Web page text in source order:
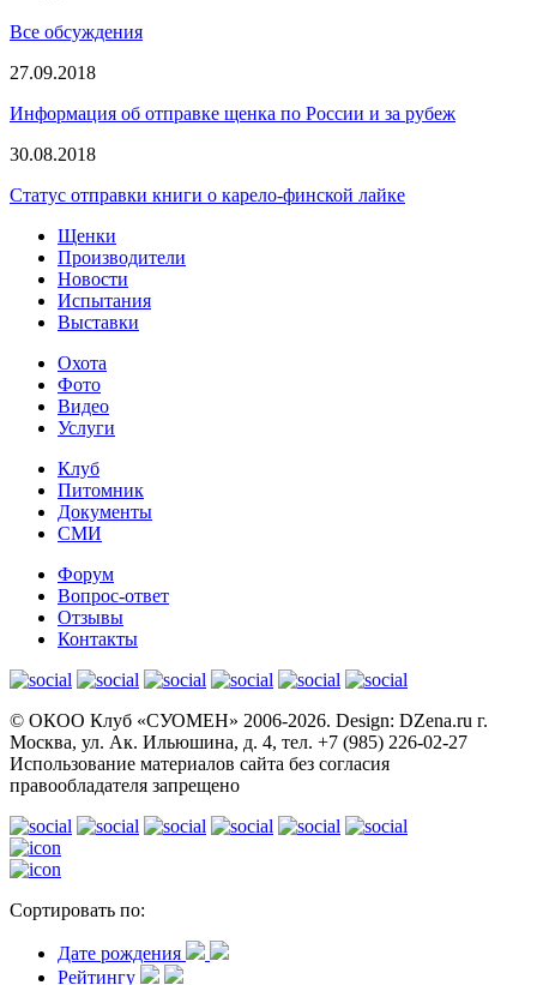
Все обсуждения
27.09.2018
Информация об отправке щенка по России и за рубеж
30.08.2018
Статус отправки книги о карело-финской лайке
Щенки
Производители
Новости
Испытания
Выставки
Охота
Фото
Видео
Услуги
Клуб
Питомник
Документы
СМИ
Форум
Вопрос-ответ
Отзывы
Контакты
© OКОО Клуб «СУОМЕН» 2006-2026. Design: DZena.ru г.
Москва, ул. Ак. Ильюшина, д. 4, тел. +7 (985) 226-02-27
Использование материалов сайта без согласия
правообладателя запрещено
Сортировать по:
Дате рождения
Рейтингу